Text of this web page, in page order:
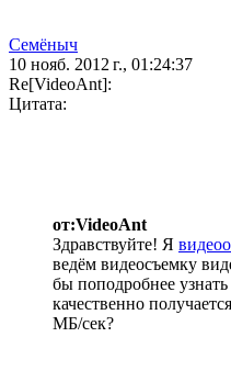
Семёныч
10 нояб. 2012 г., 01:24:37
Re[VideoAnt]:
Цитата:
от:VideoAnt
Здравствуйте! Я
ведём видеосъемку
бы поподробнее
качественно
МБ/сек?